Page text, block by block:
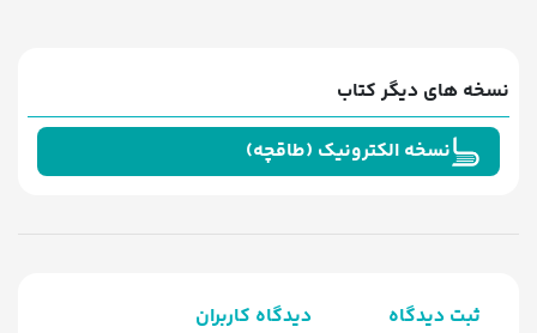
نسخه های دیگر کتاب
نسخه الکترونیک (طاقچه)
ثبت دیدگاه دیدگاه کاربران